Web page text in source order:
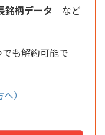
柄データ など
も解約可能で
）